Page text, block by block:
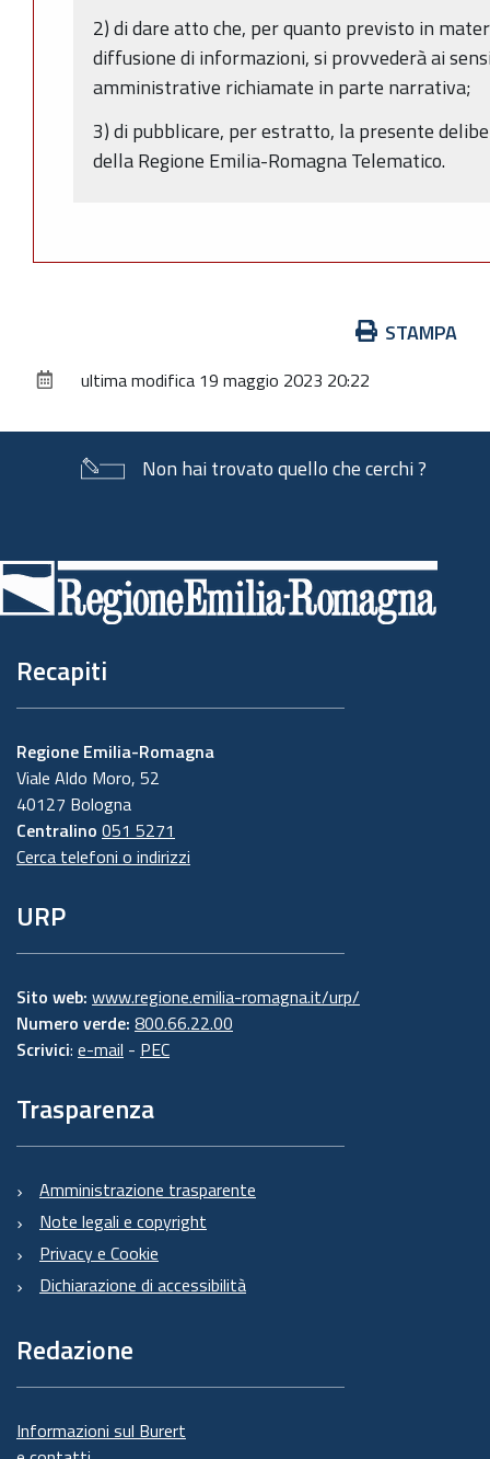
2) di dare atto che, per quanto previsto in
diffusione di informazioni, si provvederà ai
amministrative richiamate in parte narrativa;
3) di pubblicare, per estratto, la presente
della Regione Emilia-Romagna Telematico.
documento
STAMPA
ultima modifica 19 maggio 2023 20:22
Non hai trovato quello che cerchi ?
di
pagina
Recapiti
Regione Emilia-Romagna
Viale Aldo Moro, 52
40127 Bologna
Centralino 051 5271
Cerca telefoni o indirizzi
URP
Sito web: www.regione.emilia-romagna.it/urp/
Numero verde: 800.66.22.00
Scrivici: e-mail - PEC
Trasparenza
Amministrazione trasparente
Note legali e copyright
Privacy e Cookie
Dichiarazione di accessibilità
Redazione
Informazioni sul Burert